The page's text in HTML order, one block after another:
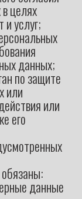
целях
услуг;
данных;
по защите
или
или
его
данные